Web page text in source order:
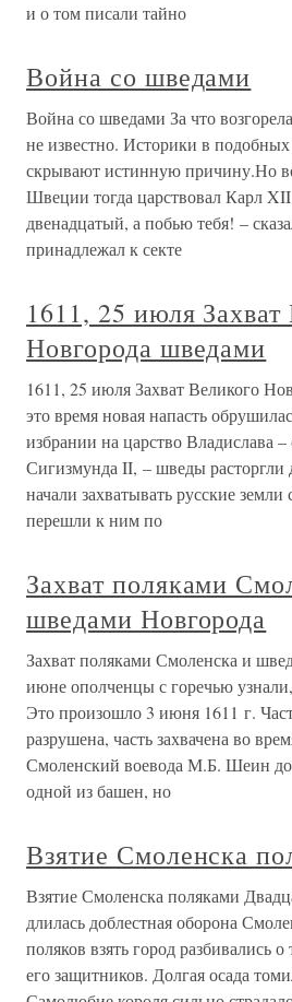
и о том писали тайно
Война со шведами
Война со шведами За что
не известно. Историки в
скрывают истинную причину.Но
Швеции тогда царствовал Карл
двенадцатый, а побью тебя! –
принадлежал к секте
1611, 25 июля Захват
Новгорода шведами
1611, 25 июля Захват Великого
это время новая напасть
избрании на царство Владислава
Сигизмунда II, – шведы расторгли
начали захватывать русские земли
перешли к ним по
Захват поляками
шведами Новгорода
Захват поляками Смоленска и
июне ополченцы с горечью
Это произошло 3 июня 1611 г.
разрушена, часть захвачена во
Смоленский воевода М.Б. Шеин
одной из башен, но
Взятие Смоленска
Взятие Смоленска поляками
длилась доблестная оборона
поляков взять город разбивались
его защитников. Долгая осада